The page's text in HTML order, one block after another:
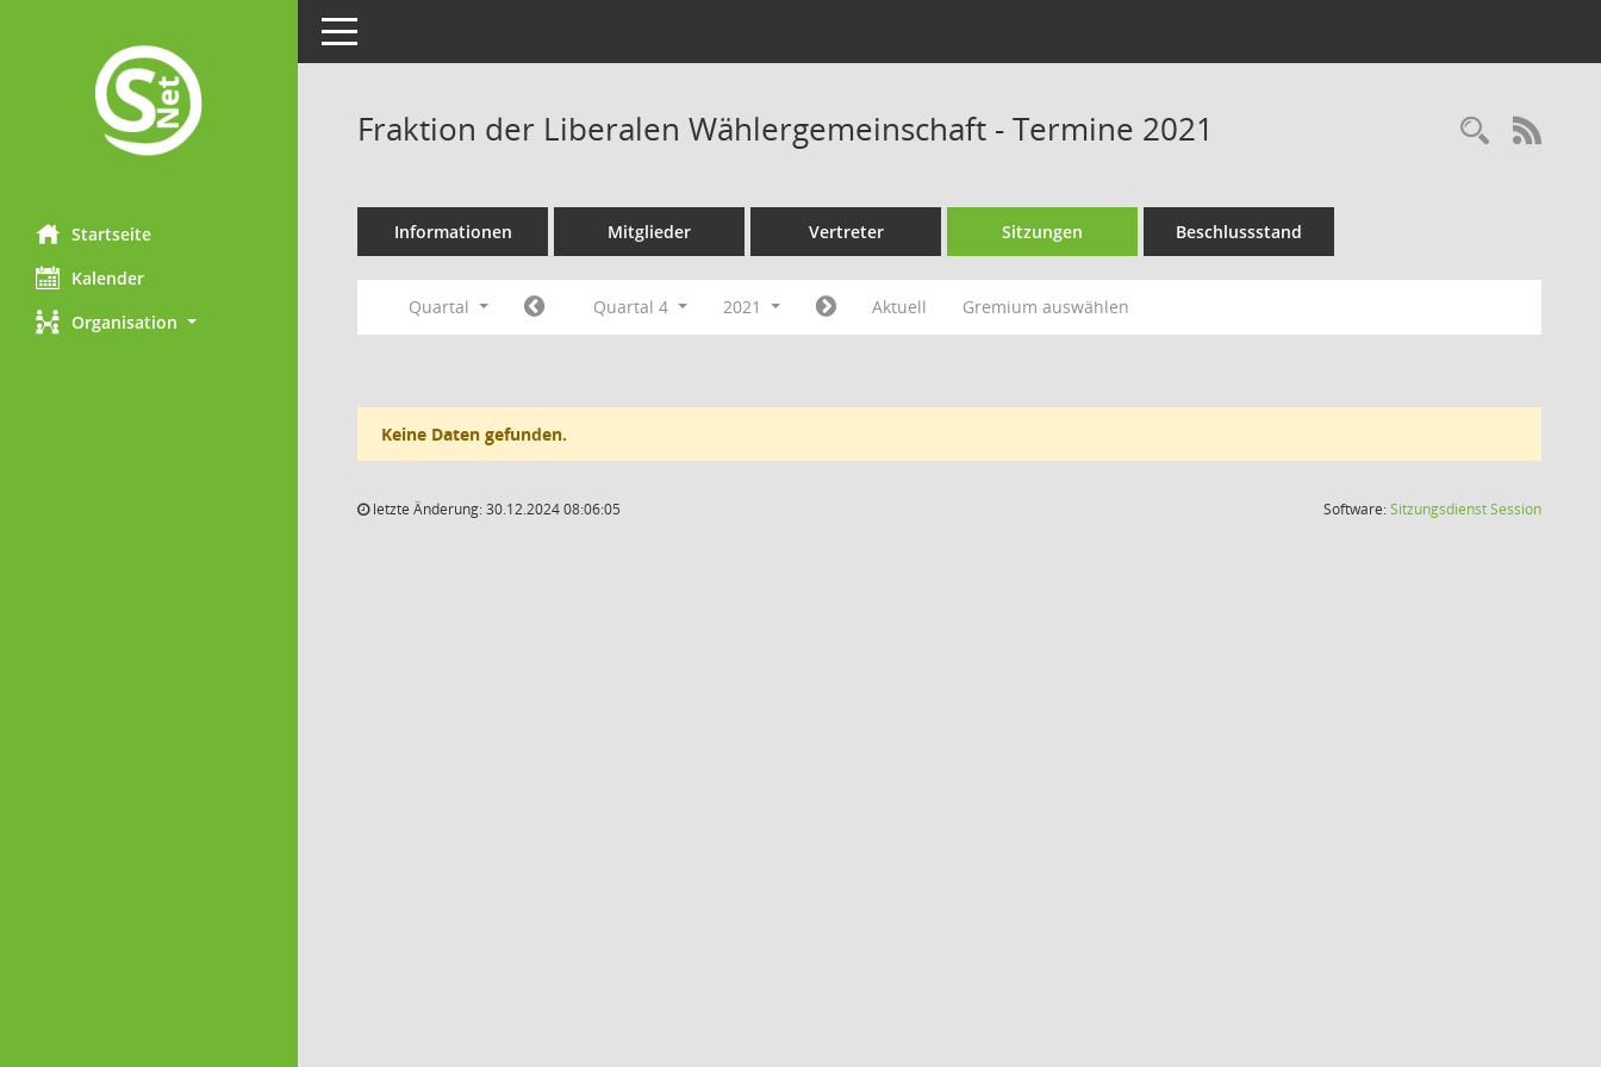
Startseite
Kalender
Organisation
Toggle navigation
Fraktion der Liberalen Wählergemeinschaft - Termine 2021
Informationen Mitglieder Vertreter Sitzungen Beschlussstand
Quartal Quartal 4 2021 Aktuell Gremium auswählen
Keine Daten gefunden.
letzte Änderung: 30.12.2024 08:06:05 Software:SitzungsdienstSession(Wird in